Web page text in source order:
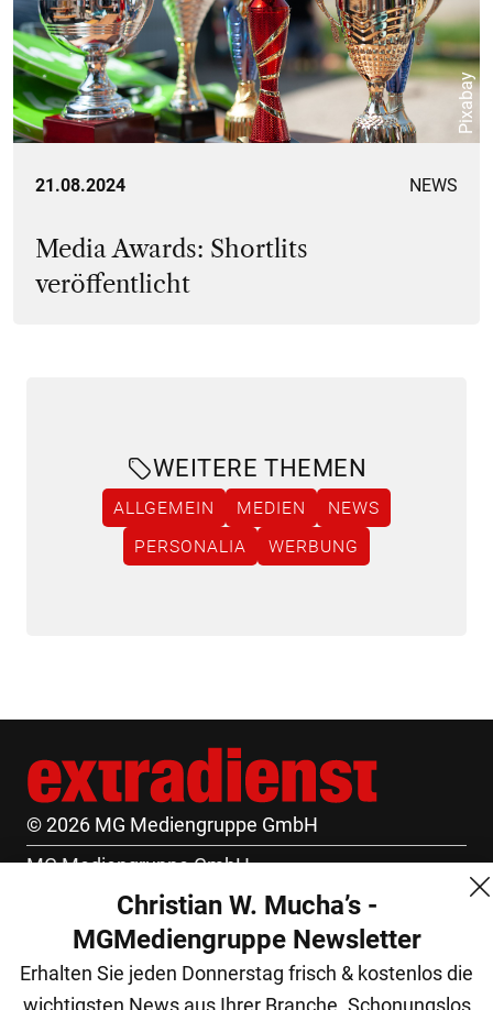
Pixabay
21.08.2024 NEWS
Media Awards: Shortlits
veröffentlicht
WEITERE THEMEN
ALLGEMEIN MEDIEN
NEWS
PERSONALIA
WERBUNG
© 2026 MG Mediengruppe GmbH
MG Mediengruppe GmbH
Burgring 1/7
1010 Wien
+43 (1) 522 14 14
Christian W. Mucha’s -
MGMediengruppe Newsletter
Erhalten Sie jeden Donnerstag frisch & kostenlos die
wichtigsten News aus Ihrer Branche. Schonungslos